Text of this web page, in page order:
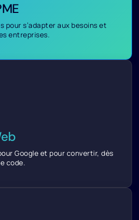
pour s’adapter aux besoins et
entreprises.
Google et pour convertir, dès
code.